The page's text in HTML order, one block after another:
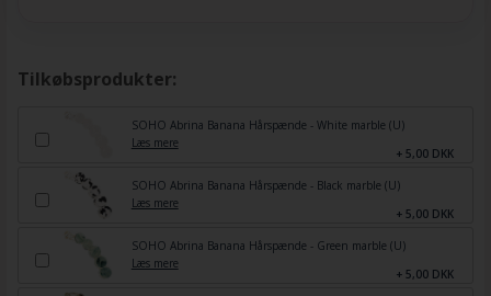
Tilkøbsprodukter:
SOHO Abrina Banana Hårspænde - White marble (U)
Læs mere
+ 5,00 DKK
SOHO Abrina Banana Hårspænde - Black marble (U)
Læs mere
+ 5,00 DKK
SOHO Abrina Banana Hårspænde - Green marble (U)
Læs mere
+ 5,00 DKK